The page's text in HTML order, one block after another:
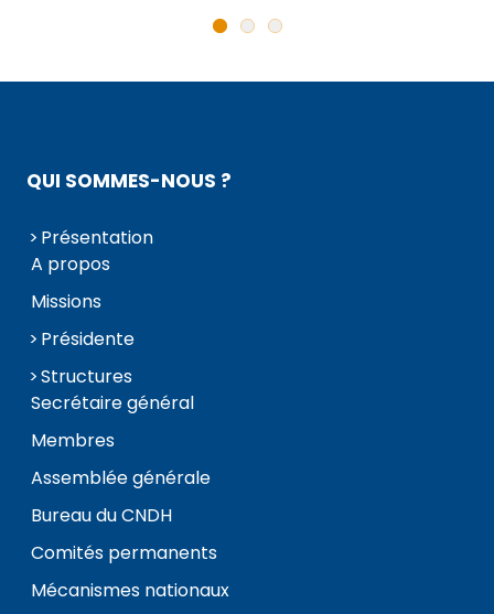
QUI SOMMES-NOUS ?
Présentation
A propos
Missions
Présidente
Structures
Secrétaire général
Membres
Assemblée générale
Bureau du CNDH
Comités permanents
Mécanismes nationaux